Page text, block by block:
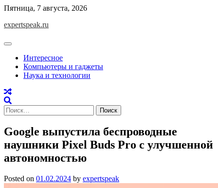
Skip
content
Пятница, 7 августа, 2026
expertspeak.ru
Интересное
Компьютеры и гаджеты
Наука и технологии
Найти:
Google выпустила беспроводные
наушники Pixel Buds Pro с улучшенной
автономностью
Posted on 01.02.2024 by expertspeak